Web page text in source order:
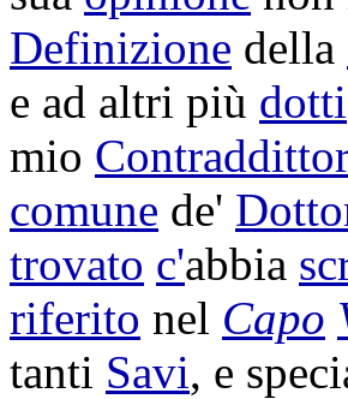
Definizione della
e ad altri più dotti
mio
comune de'
trovato c'abbia
riferito nel Capo
tanti Savi, e